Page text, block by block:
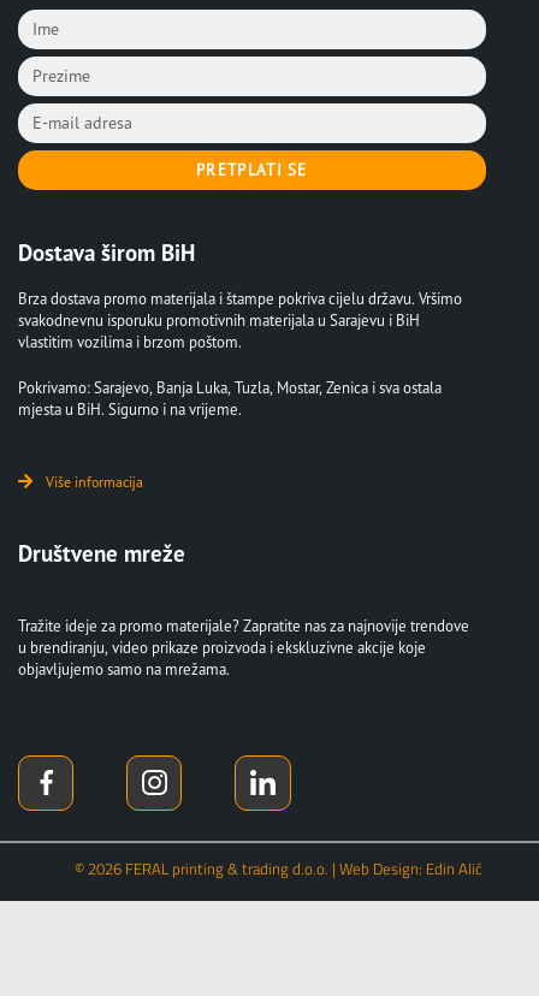
PRETPLATI SE
Dostava širom BiH
Brza dostava promo materijala i štampe pokriva cijelu državu. Vršimo
svakodnevnu isporuku promotivnih materijala u Sarajevu i BiH
vlastitim vozilima i brzom poštom.
Pokrivamo: Sarajevo, Banja Luka, Tuzla, Mostar, Zenica i sva ostala
mjesta u BiH. Sigurno i na vrijeme.
Više informacija
Društvene mreže
Tražite ideje za promo materijale? Zapratite nas za najnovije trendove
u brendiranju, video prikaze proizvoda i ekskluzivne akcije koje
objavljujemo samo na mrežama.
© 2026 FERAL printing & trading d.o.o. | Web Design: Edin Alić